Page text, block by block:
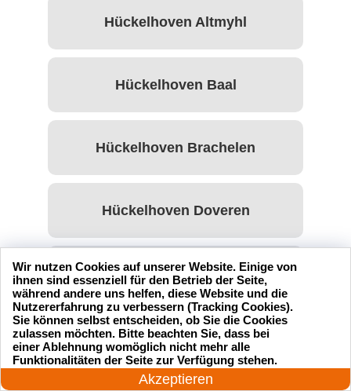
Hückelhoven Altmyhl
Hückelhoven Baal
Hückelhoven Brachelen
Hückelhoven Doveren
Hückelhoven Hilfarth
Hückelhoven Kleingladbach
24 Stunden am Tag
Akzeptieren
Wir nutzen Cookies auf unserer Website. Einige von
ihnen sind essenziell für den Betrieb der Seite,
während andere uns helfen, diese Website und die
Nutzererfahrung zu verbessern (Tracking Cookies).
Sie können selbst entscheiden, ob Sie die Cookies
zulassen möchten. Bitte beachten Sie, dass bei
einer Ablehnung womöglich nicht mehr alle
Funktionalitäten der Seite zur Verfügung stehen.